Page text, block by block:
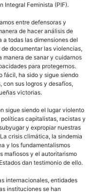
Integral Feminista (PIF).
entre defensoras y
de hacer análisis de
a todas las dimensiones del
documentar las violencias,
manera de sanar y cuidarnos
para protegernos.
fácil, ha sido y sigue siendo
con sus logros y desafíos,
victorias.
sigue siendo el lugar violento
capitalistas, racistas y
y expropiar nuestras
crisis climática, la sindemia
y los fundamentalismos
mafiosos y el autoritarismo
dan testimonio de ello.
internacionales, entidades
instituciones se han